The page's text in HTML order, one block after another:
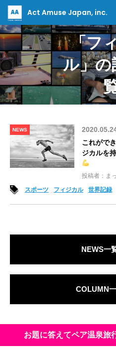
Act Amuse Japan, inc.
「フ
ル」の
NEWS
これがで
ジカルを
投稿者：ま
スポーツ
フィジカル 世界記録
NEWS一
COLUMN
お題に答えてペア温泉旅